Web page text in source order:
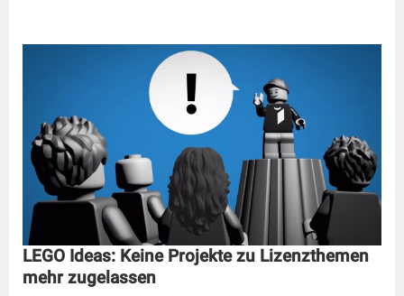
LEGO Ideas: Keine Projekte zu Lizenzthemen
mehr zugelassen